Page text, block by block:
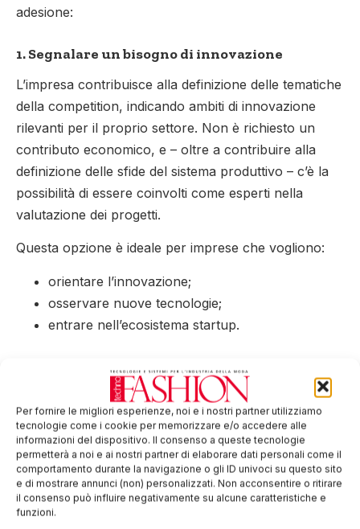
Per fornire le migliori esperienze, noi e i nostri partner utilizziamo
tecnologie come i cookie per memorizzare e/o accedere alle
informazioni del dispositivo. Il consenso a queste tecnologie
permetterà a noi e ai nostri partner di elaborare dati personali come il
comportamento durante la navigazione o gli ID univoci su questo sito
e di mostrare annunci (non) personalizzati. Non acconsentire o ritirare
il consenso può influire negativamente su alcune caratteristiche e
funzioni.
adesione:
1. Segnalare un bisogno di innovazione
L’impresa contribuisce alla definizione delle tematiche
della competition, indicando ambiti di innovazione
rilevanti per il proprio settore. Non è richiesto un
contributo economico, e – oltre a contribuire alla
definizione delle sfide del sistema produttivo – c’è la
possibilità di essere coinvolti come esperti nella
valutazione dei progetti.
Questa opzione è ideale per imprese che vogliono:
orientare l’innovazione;
osservare nuove tecnologie;
entrare nell’ecosistema startup.
2. Promuovere un premio corporate su un
bisogno specifico
L’impresa individua una sfida tecnologica o industriale
specifica e mette a disposizione un premio in denaro
(minimo 20.000 €) per la migliore soluzione proposta
da una startup. In questo caso, la challenge è
dedicata alla singola corporate, che può attivare una
collaborazione diretta con la startup selezionata e